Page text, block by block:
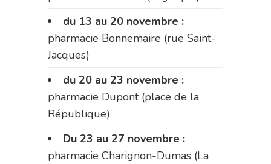
du 13 au 20 novembre :
pharmacie Bonnemaire (rue Saint-
Jacques)
du 20 au 23 novembre :
pharmacie Dupont (place de la
République)
Du 23 au 27 novembre :
pharmacie Charignon-Dumas (La